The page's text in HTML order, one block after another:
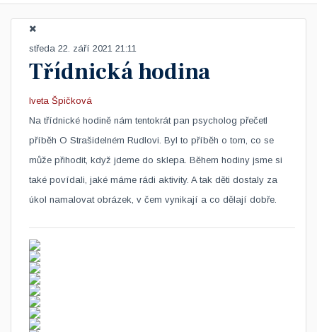
středa 22. září 2021 21:11
Třídnická hodina
Iveta Špičková
​Na třídnické hodině nám tentokrát pan psycholog přečetl
příběh O Strašidelném Rudlovi. Byl to příběh o tom, co se
může přihodit, když jdeme do sklepa. Během hodiny jsme si
také povídali, jaké máme rádi aktivity. A tak děti dostaly za
úkol namalovat obrázek, v čem vynikají a co dělají dobře.